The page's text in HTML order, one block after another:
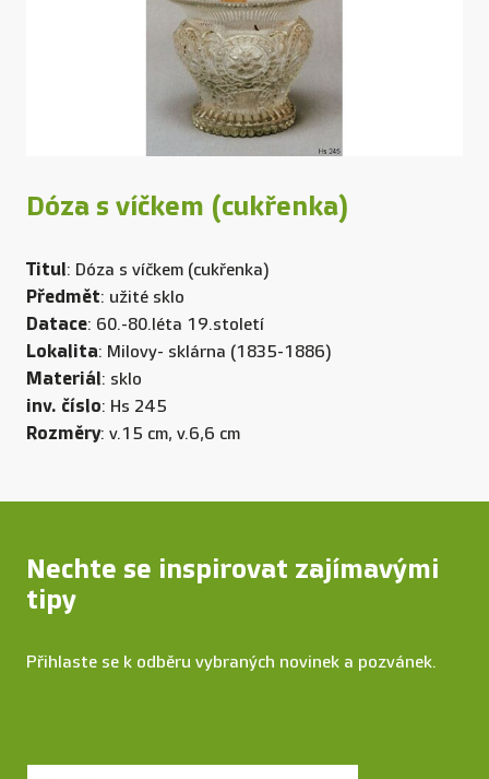
Dóza s víčkem (cukřenka)
Titul: Dóza s víčkem (cukřenka)
Předmět: užité sklo
Datace: 60.-80.léta 19.století
Lokalita: Milovy- sklárna (1835-1886)
Materiál: sklo
inv. číslo: Hs 245
Rozměry: v.15 cm, v.6,6 cm
Nechte se inspirovat zajímavými
tipy
Přihlaste se k odběru vybraných novinek a pozvánek.